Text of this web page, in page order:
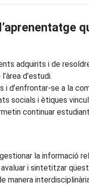
adquirits i de
d’estudi.
i d’enfrontar-se a la
socials i ètiques
continuar
la informació
i sintetitzar
manera